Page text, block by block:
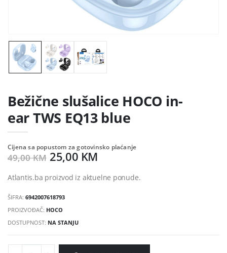
Bežične slušalice HOCO in-
ear TWS EQ13 blue
Cijena sa popustom za gotovinsko plaćanje
49,00 KM 25,00 KM
Atlantis.ba proizvod iz aktuelne ponude.
ŠIFRA:6942007618793
PROIZVOĐAČ: HOCO
DOSTUPNOST: NA STANJU